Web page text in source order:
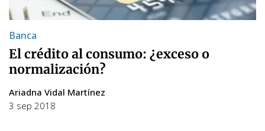
Banca
El crédito al consumo: ¿exceso o
normalización?
Ariadna Vidal Martínez
3 sep 2018